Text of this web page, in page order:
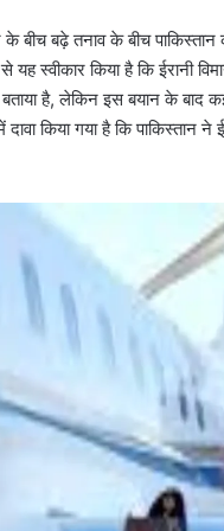
बीच बढ़े तनाव के बीच पाकिस्तान
स्वीकार किया है कि ईरानी
बताया है, लेकिन इस बयान के
किया गया है कि पाकिस्तान